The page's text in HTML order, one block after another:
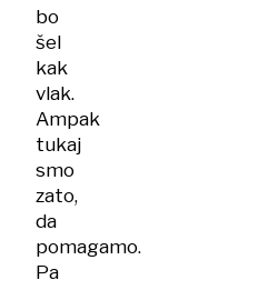
bo
šel
kak
vlak.
Ampak
tukaj
smo
zato,
da
pomagamo.
Pa